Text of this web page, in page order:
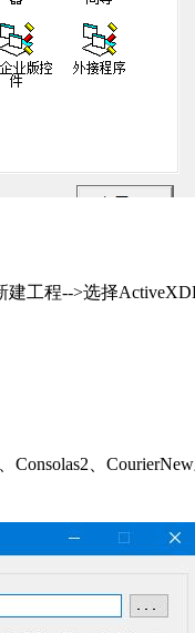
工程-->选择
Consolas2、